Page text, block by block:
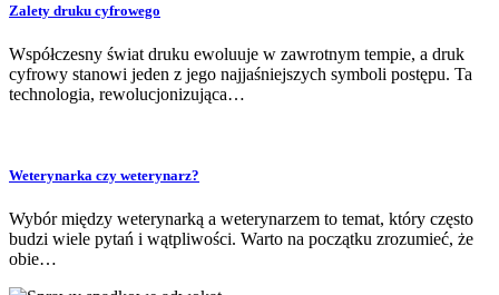
Zalety druku cyfrowego
Współczesny świat druku ewoluuje w zawrotnym tempie, a druk
cyfrowy stanowi jeden z jego najjaśniejszych symboli postępu. Ta
technologia, rewolucjonizująca…
Weterynarka czy weterynarz?
Wybór między weterynarką a weterynarzem to temat, który często
budzi wiele pytań i wątpliwości. Warto na początku zrozumieć, że
obie…